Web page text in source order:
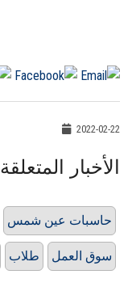
2022-02-22
الأخبار المتعلقة
حاسبات عين شمس
طلاب سوق العمل